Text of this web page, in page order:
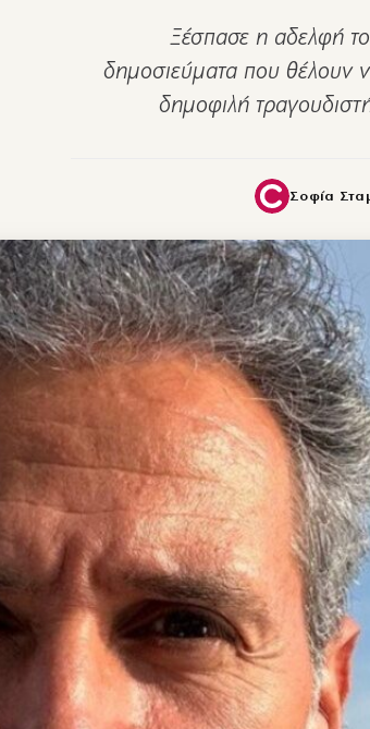
Ξέσπασε η αδελφή
δημοσιεύματα που θέλουν
δημοφιλή
Σοφία